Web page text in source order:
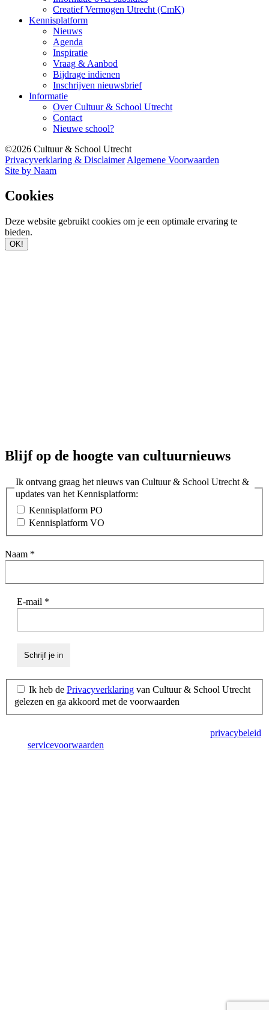
Creatief Vermogen Utrecht (CmK)
Kennisplatform
Nieuws
Agenda
Inspiratie
Vraag & Aanbod
Bijdrage indienen
Inschrijven nieuwsbrief
Informatie
Over Cultuur & School Utrecht
Contact
Nieuwe school?
©2026 Cultuur & School Utrecht
Privacyverklaring & Disclaimer Algemene Voorwaarden
Site by Naam
Cookies
Deze website gebruikt cookies om je een optimale ervaring te
bieden.
OK!
Blijf op de hoogte van cultuurnieuws
Ik ontvang graag het nieuws van Cultuur & School Utrecht &
updates van het Kennisplatform:
Kennisplatform PO
Kennisplatform VO
Naam *
E-mail *
Ik heb de Privacyverklaring van Cultuur & School Utrecht
gelezen en ga akkoord met de voorwaarden
privacybeleid
servicevoorwaarden